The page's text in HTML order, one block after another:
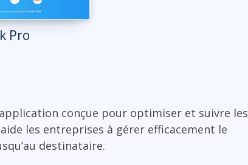
Pro
conçue pour optimiser et suivre les
les entreprises à gérer efficacement le
destinataire.